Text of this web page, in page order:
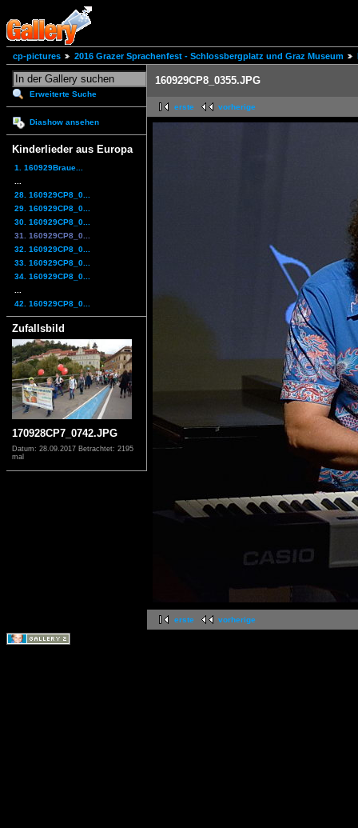
cp-pictures 2016 Grazer Sprachenfest - Schlossbergplatz und Graz Museum
Erweiterte Suche
Diashow ansehen
Kinderlieder aus Europa
1. 160929Braue...
28. 160929CP8_0...
29. 160929CP8_0...
30. 160929CP8_0...
31. 160929CP8_0...
32. 160929CP8_0...
33. 160929CP8_0...
34. 160929CP8_0...
42. 160929CP8_0...
Zufallsbild
170928CP7_0742.JPG
Datum: 28.09.2017 Betrachtet: 2195
mal
160929CP8_0355.JPG
erste vorherige
erste vorherige